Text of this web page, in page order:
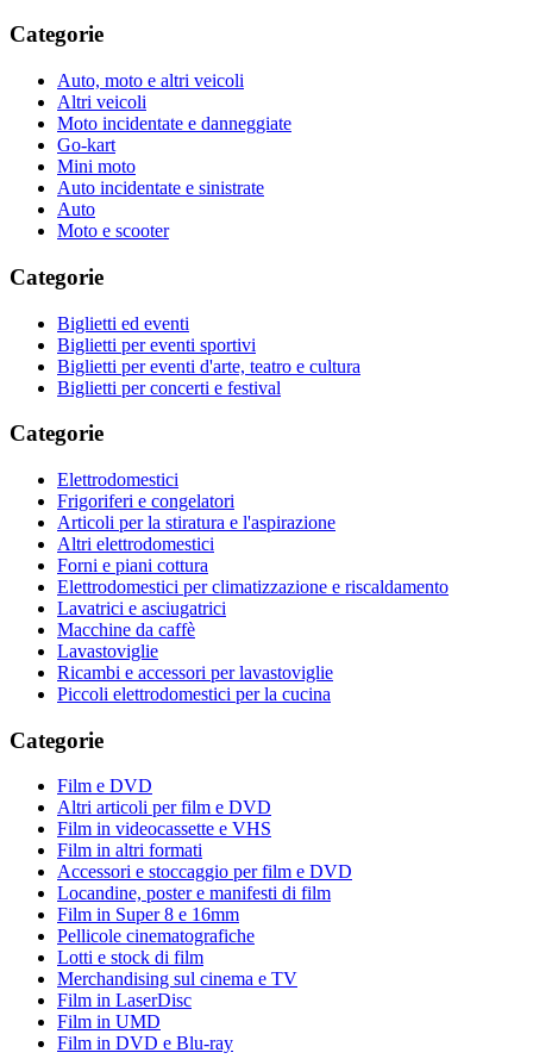
Categorie
Auto, moto e altri veicoli
Altri veicoli
Moto incidentate e danneggiate
Go-kart
Mini moto
Auto incidentate e sinistrate
Auto
Moto e scooter
Categorie
Biglietti ed eventi
Biglietti per eventi sportivi
Biglietti per eventi d'arte, teatro e cultura
Biglietti per concerti e festival
Categorie
Elettrodomestici
Frigoriferi e congelatori
Articoli per la stiratura e l'aspirazione
Altri elettrodomestici
Forni e piani cottura
Elettrodomestici per climatizzazione e riscaldamento
Lavatrici e asciugatrici
Macchine da caffè
Lavastoviglie
Ricambi e accessori per lavastoviglie
Piccoli elettrodomestici per la cucina
Categorie
Film e DVD
Altri articoli per film e DVD
Film in videocassette e VHS
Film in altri formati
Accessori e stoccaggio per film e DVD
Locandine, poster e manifesti di film
Film in Super 8 e 16mm
Pellicole cinematografiche
Lotti e stock di film
Merchandising sul cinema e TV
Film in LaserDisc
Film in UMD
Film in DVD e Blu-ray